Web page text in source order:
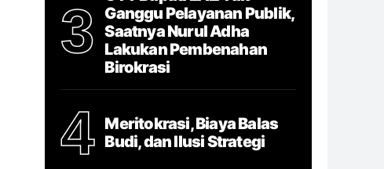
3
Ganggu Pelayanan Publik,
Saatnya Nurul Adha
Lakukan Pembenahan
Birokrasi
4
Meritokrasi, Biaya Balas
Budi, dan Ilusi Strategi